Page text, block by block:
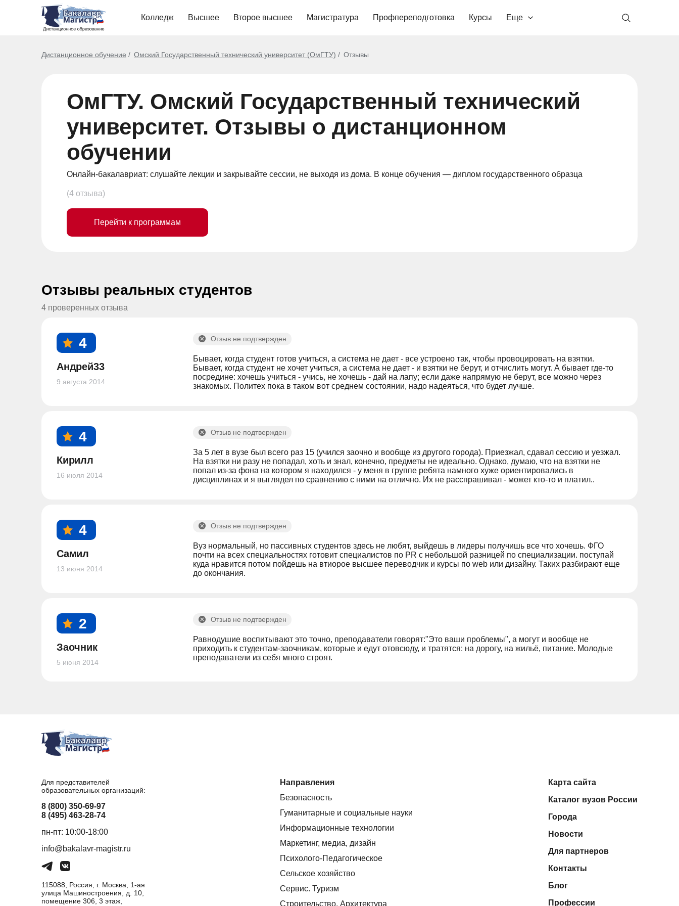
Колледж Высшее Второе высшее Магистратура Профпереподготовка Курсы Еще
Дистанционное обучение Омский Государственный технический университет (ОмГТУ) Отзывы
ОмГТУ. Омский Государственный технический
университет. Отзывы о дистанционном
обучении
Онлайн-бакалавриат: слушайте лекции и закрывайте сессии, не выходя из дома. В конце обучения — диплом государственного образца
(4 отзыва)
Перейти к программам
Отзывы реальных студентов
4 проверенных отзыва
4
Андрей33
9 августа 2014
Отзыв не подтвержден
Бывает, когда студент готов учиться, а система не дает - все устроено так, чтобы провоцировать на взятки.
Бывает, когда студент не хочет учиться, а система не дает - и взятки не берут, и отчислить могут. А бывает где-то
посредине: хочешь учиться - учись, не хочешь - дай на лапу; если даже напрямую не берут, все можно через
знакомых. Политех пока в таком вот среднем состоянии, надо надеяться, что будет лучше.
4
Кирилл
16 июля 2014
Отзыв не подтвержден
За 5 лет в вузе был всего раз 15 (учился заочно и вообще из другого города). Приезжал, сдавал сессию и уезжал.
На взятки ни разу не попадал, хоть и знал, конечно, предметы не идеально. Однако, думаю, что на взятки не
попал из-за фона на котором я находился - у меня в группе ребята намного хуже ориентировались в
дисциплинах и я выглядел по сравнению с ними на отлично. Их не расспрашивал - может кто-то и платил..
4
Самил
13 июня 2014
Отзыв не подтвержден
Вуз нормальный, но пассивных студентов здесь не любят, выйдешь в лидеры получишь все что хочешь. ФГО
почти на всех специальностях готовит специалистов по PR с небольшой разницей по специализации. поступай
куда нравится потом пойдешь на втиорое высшее переводчик и курсы по web или дизайну. Таких разбирают еще
до окончания.
2
Заочник
5 июня 2014
Отзыв не подтвержден
Равнодушие воспитывают это точно, преподаватели говорят:"Это ваши проблемы", а могут и вообще не
приходить к студентам-заочникам, которые и едут отовсюду, и тратятся: на дорогу, на жильё, питание. Молодые
преподаватели из себя много строят.
Для представителей
образовательных организаций:
8 (800) 350-69-97
8 (495) 463-28-74
пн-пт: 10:00-18:00
info@bakalavr-magistr.ru
115088, Россия, г. Москва, 1-ая
улица Машиностроения, д. 10,
помещение 306, 3 этаж,
Направления
Безопасность
Гуманитарные и социальные науки
Информационные технологии
Маркетинг, медиа, дизайн
Психолого-Педагогическое
Сельское хозяйство
Сервис. Туризм
Строительство. Архитектура
Карта сайта
Каталог вузов России
Города
Новости
Для партнеров
Контакты
Блог
Профессии